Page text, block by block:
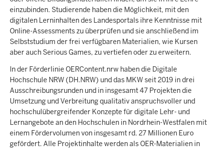
einzubinden. Studierende haben die Möglichkeit, mit den
digitalen Lerninhalten des Landesportals ihre Kenntnisse mit
Online-Assessments zu überprüfen und sie anschließend im
Selbststudium der frei verfügbaren Materialien, wie Kursen
aber auch Serious Games, zu vertiefen oder zu erweitern.
In der Förderlinie OERContent.nrw haben die Digitale
Hochschule NRW (DH.NRW) und das MKW seit 2019 in drei
Ausschreibungsrunden und in insgesamt 47 Projekten die
Umsetzung und Verbreitung qualitativ anspruchsvoller und
hochschulübergreifender Konzepte für digitale Lehr- und
Lernangebote an den Hochschulen in Nordrhein-Westfalen mit
einem Fördervolumen von insgesamt rd. 27 Millionen Euro
gefördert. Alle Projektinhalte werden als OER-Materialien in